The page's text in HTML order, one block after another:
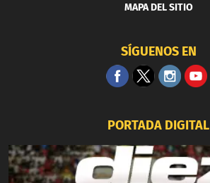
MAPA DEL SITIO
SÍGUENOS EN
PORTADA DIGITAL